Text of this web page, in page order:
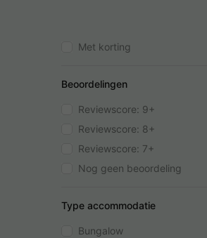
Met korting
Beoordelingen
Reviewscore: 9+
Reviewscore: 8+
Reviewscore: 7+
Nog geen beoordeling
Type accommodatie
Bungalow